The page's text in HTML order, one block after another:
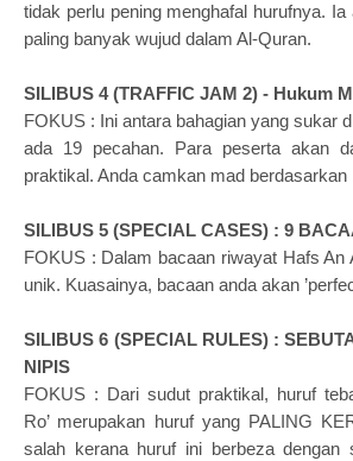
tidak perlu pening menghafal hurufnya. Ia
paling banyak wujud dalam Al-Quran.
SILIBUS 4 (TRAFFIC JAM 2) - Hukum
FOKUS : Ini antara bahagian yang sukar
ada 19 pecahan. Para peserta akan
praktikal. Anda camkan mad berdasarkan
SILIBUS 5 (SPECIAL CASES) : 9
FOKUS : Dalam bacaan riwayat Hafs An
unik. Kuasainya, bacaan anda akan
SILIBUS 6 (SPECIAL RULES) :
NIPIS
FOKUS : Dari sudut praktikal, huruf
Ro’ merupakan huruf yang PALING
salah kerana huruf ini berbeza dengan